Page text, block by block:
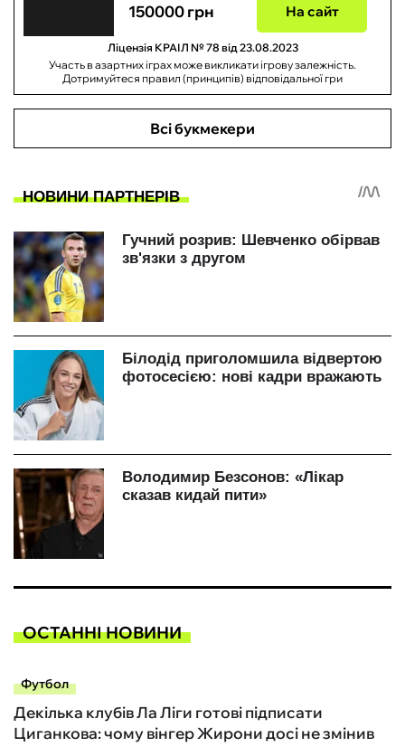
150000 грн На сайт
Ліцензія КРАІЛ № 78 від 23.08.2023
Участь в азартних іграх може викликати ігрову залежність.
Дотримуйтеся правил (принципів) відповідальної гри
Всі букмекери
ОСТАННІ НОВИНИ
Футбол
Декілька клубів Ла Ліги готові підписати
Циганкова: чому вінгер Жирони досі не змінив